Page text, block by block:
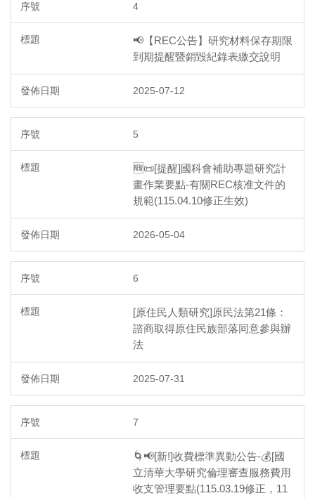
4
📢【REC公告】研究材料保存期限
到期提醒暨銷毀紀錄表繳交說明
2025-07-12
5
🆕📜[提醒]國科會補助專題研究計
畫作業要點-有關REC核准文件的
規範(115.04.10修正生效)
2026-05-04
6
[原住民人類研究]原民法第21條：
諮商取得原住民族部落同意參與辦
法
2025-07-31
7
🌀📢[新!]收費標準異動公告-💰[國
立清華大學研究倫理審查服務費用
收支管理要點(115.03.19修正，11